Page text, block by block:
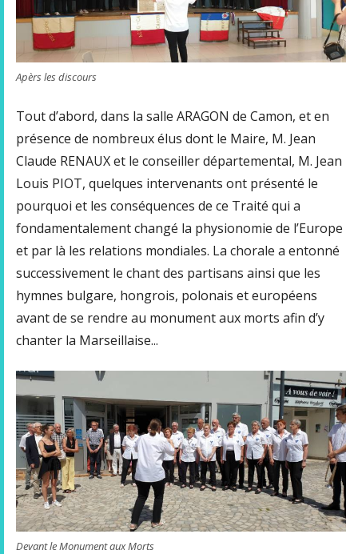
Apèrs les discours
Tout d’abord, dans la salle ARAGON de Camon, et en
présence de nombreux élus dont le Maire, M. Jean
Claude RENAUX et le conseiller départemental, M. Jean
Louis PIOT, quelques intervenants ont présenté le
pourquoi et les conséquences de ce Traité qui a
fondamentalement changé la physionomie de l’Europe
et par là les relations mondiales. La chorale a entonné
successivement le chant des partisans ainsi que les
hymnes bulgare, hongrois, polonais et européens
avant de se rendre au monument aux morts afin d’y
chanter la Marseillaise...
Devant le Monument aux Morts